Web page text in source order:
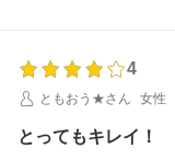
4
ともおう★さん
女性
とってもキレイ！